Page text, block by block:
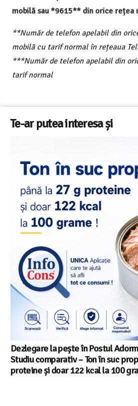
mobilă sau *9615** din orice rețea
**Număr de telefon apelabil din
mobilă cu tarif normal în rețeaua
***Număr de telefon apelabil din
tarif normal
Te-ar putea interesa și
Salariul minim in Europa in 2026 –
din 22 in UE